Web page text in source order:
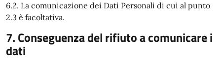
6.2. La comunicazione dei Dati Personali di cui al punto
2.3 è facoltativa.
7. Conseguenza del rifiuto a comunicare i
dati